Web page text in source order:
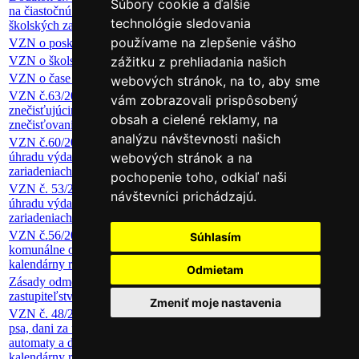
Súbory cookie a ďalšie
technológie sledovania
používame na zlepšenie vášho
zážitku z prehliadania našich
webových stránok, na to, aby sme
vám zobrazovali prispôsobený
obsah a cielené reklamy, na
analýzu návštevnosti našich
webových stránok a na
pochopenie toho, odkiaľ naši
návštevníci prichádzajú.
Súhlasím
Odmietam
Zmeniť moje nastavenia
na čiastočnú úhradu výdavkov v školách a
školských zariadeniach
VZN o poskytovaní dotácií pdf
VZN o školských obvodoch základných škôl
pdf
VZN o čase predaja
pdf
66 KB
VZN č.63/2024 o ochrane ovzdušia pred
znečisťujúcimi látkami a o poplatkoch za
znečisťovanie ovzdušia
pdf
VZN č.60/2024 o výške príspevku na čiastočnú
úhradu výdavkov v školách a školských
zariadeniach
VZN č. 53/2023 o výške príspevku na čiastočnú
úhradu výdavkov v školách a školských
zariadeniach
VZN č.56/2023 o miestnom poplatku za
komunálne odpady a drobné stavebné odpady na
kalendárny rok 2024
pdf 260 KB
Zásady odmeňovania poslancov Mestského
zastupiteľstva v Krásne nad Kysucou
pdf
283 KB
VZN č. 48/2022 o dani z nehnuteľnosti, dani za
psa, dani za ubytovanie, dani za predajné
automaty a dani za nevýherné hracie prístroje na